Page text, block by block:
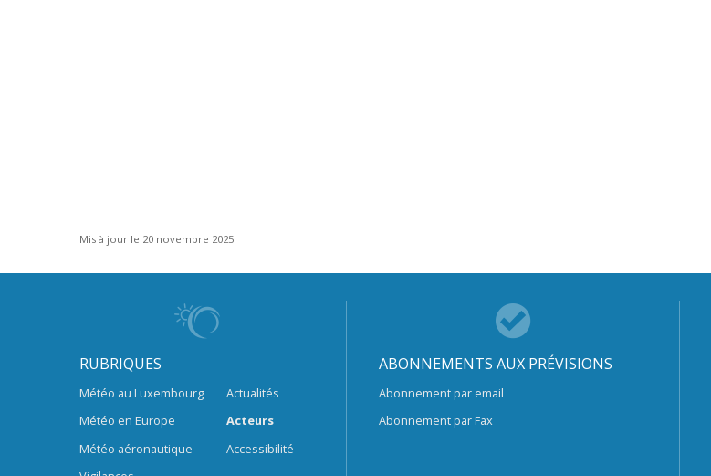
Mis à jour le 20 novembre 2025
RUBRIQUES
Météo au Luxembourg
Météo en Europe
Météo aéronautique
Actualités
Acteurs
Accessibilité
ABONNEMENTS AUX PRÉVISIONS
Abonnement par email
Abonnement par Fax